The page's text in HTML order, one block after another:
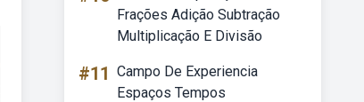
Frações Adição Subtração
Multiplicação E Divisão
#11 Campo De Experiencia
Espaços Tempos